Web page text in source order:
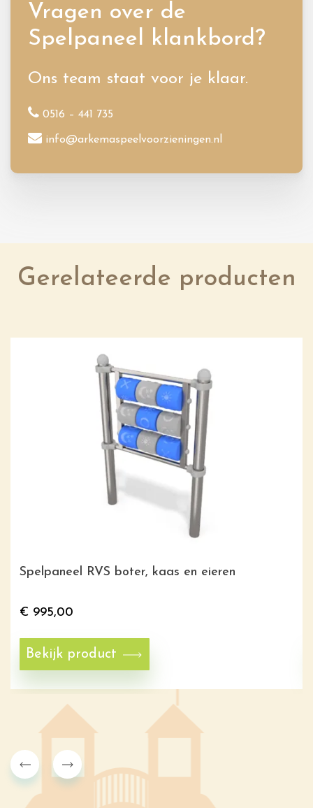
Vragen over de
Spelpaneel klankbord?
Ons team staat voor je klaar.
0516 – 441 735
info@arkemaspeelvoorzieningen.nl
Gerelateerde producten
Spelpaneel RVS boter, kaas en eieren
€ 995,00
Bekijk product